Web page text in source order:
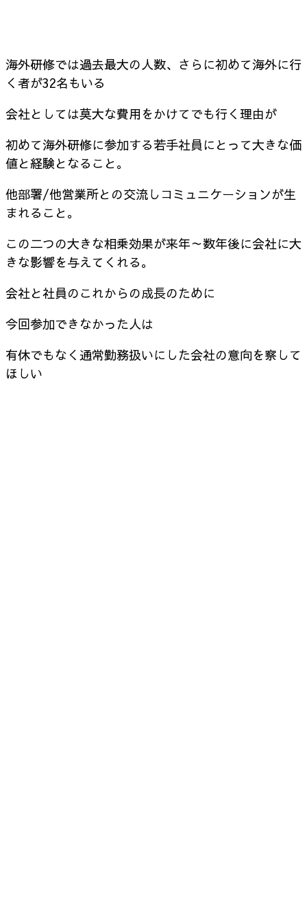
海外研修では過去最大の人数、さらに初めて海外に行
く者が32名もいる
会社としては莫大な費用をかけてでも行く理由が
初めて海外研修に参加する若手社員にとって大きな価
値と経験となること。
他部署/他営業所との交流しコミュニケーションが生
まれること。
この二つの大きな相乗効果が来年～数年後に会社に大
きな影響を与えてくれる。
会社と社員のこれからの成長のために
今回参加できなかった人は
有休でもなく通常勤務扱いにした会社の意向を察して
ほしい